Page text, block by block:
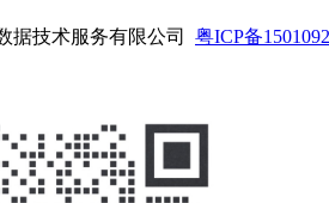
据技术服务有限公司 粤ICP备